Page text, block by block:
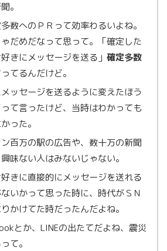
。
数へのＰＲって効率わるいよね。
だめだなって思って。「確定した
きにメッセージを送る」 確定多数
てるんだけど。
ッセージを送るように変えたほう
て言ったけど、当時はわかっても
った。
百万の駅の広告や、数十万の新聞
味ない人はみないじゃない。
きに直接的にメッセージを送れる
いかって思った時に、時代がＳＮ
かけてた時だったんだよね。
とか、LINEの出たてだよね、震災
て。